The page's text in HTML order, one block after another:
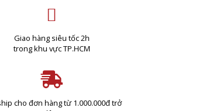
Giao hàng siêu tốc 2h
trong khu vực TP.HCM
cho đơn hàng từ 1.000.000đ trở